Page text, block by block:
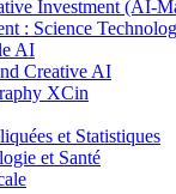
Investment (AI-
: Science
AI
Creative AI
XCin
et Statistiques
et Santé